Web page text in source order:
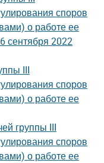
споров
о работе ее
сентября 2022
III
споров
о работе ее
группы III
споров
о работе ее